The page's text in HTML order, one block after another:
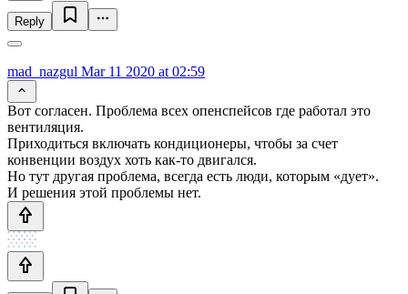
Reply
mad_nazgul Mar 11 2020 at 02:59
Вот согласен. Проблема всех опенспейсов где работал это
вентиляция.
Приходиться включать кондиционеры, чтобы за счет
конвенции воздух хоть как-то двигался.
Но тут другая проблема, всегда есть люди, которым «дует».
И решения этой проблемы нет.